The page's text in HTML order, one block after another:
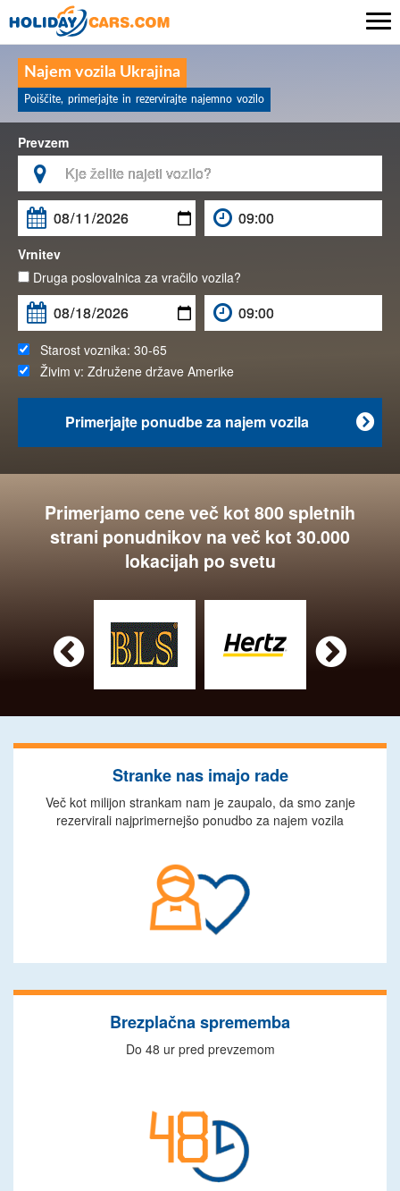
Najem vozila Ukrajina
Poiščite, primerjajte in rezervirajte najemno vozilo
Prevzem


Vrnitev
Druga poslovalnica za vračilo vozila?
Starost voznika: 30-65
Živim v: Združene države Amerike

Primerjajte ponudbe za najem vozila
Primerjamo cene več kot 800 spletnih
strani ponudnikov na več kot 30.000
lokacijah po svetu
 
Stranke nas imajo rade
Več kot milijon strankam nam je zaupalo, da smo zanje
rezervirali najprimernejšo ponudbo za najem vozila
Brezplačna sprememba
Do 48 ur pred prevzemom